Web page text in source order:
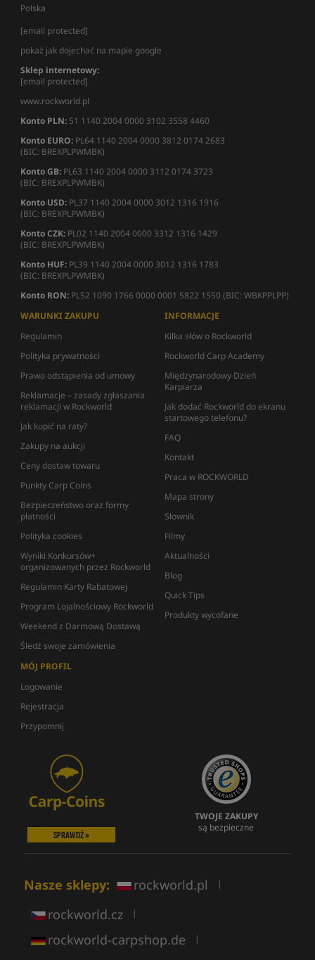
Polska
[email protected]
pokaż jak dojechać na mapie google
Sklep internetowy:
[email protected]
www.rockworld.pl
Konto PLN: 51 1140 2004 0000 3102 3558 4460
Konto EURO: PL64 1140 2004 0000 3812 0174 2683
(BIC: BREXPLPWMBK)
Konto GB: PL63 1140 2004 0000 3112 0174 3723
(BIC: BREXPLPWMBK)
Konto USD: PL37 1140 2004 0000 3012 1316 1916
(BIC: BREXPLPWMBK)
Konto CZK: PL02 1140 2004 0000 3312 1316 1429
(BIC: BREXPLPWMBK)
Konto HUF: PL39 1140 2004 0000 3012 1316 1783
(BIC: BREXPLPWMBK)
Konto RON: PL52 1090 1766 0000 0001 5822 1550 (BIC: WBKPPLPP)
WARUNKI ZAKUPU
Regulamin
Polityka prywatności
Prawo odstąpienia od umowy
Reklamacje – zasady zgłaszania
reklamacji w Rockworld
Jak kupić na raty?
Zakupy na aukcji
Ceny dostaw towaru
Punkty Carp Coins
Bezpieczeństwo oraz formy
płatności
Polityka cookies
Wyniki Konkursów+
organizowanych przez Rockworld
Regulamin Karty Rabatowej
Program Lojalnościowy Rockworld
Weekend z Darmową Dostawą
Śledź swoje zamówienia
INFORMACJE
Kilka słów o Rockworld
Rockworld Carp Academy
Międzynarodowy Dzień
Karpiarza
Jak dodać Rockworld do ekranu
startowego telefonu?
FAQ
Kontakt
Praca w ROCKWORLD
Mapa strony
Słownik
Filmy
Aktualności
Blog
Quick Tips
Produkty wycofane
MÓJ PROFIL
Logowanie
Rejestracja
Przypomnij
SPRAWDŹ »
TWOJE ZAKUPY
są bezpieczne
Nasze sklepy: rockworld.pl |
rockworld.cz |
rockworld-carpshop.de |